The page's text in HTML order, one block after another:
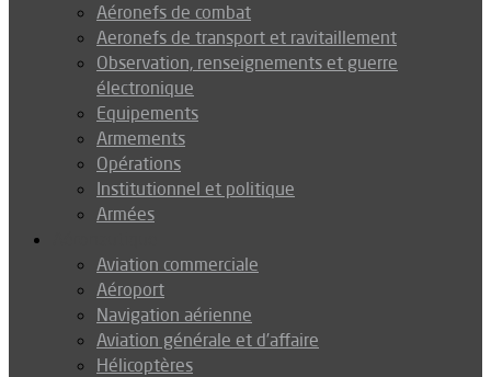
Aéronefs de combat
Aeronefs de transport et ravitaillement
Observation, renseignements et guerre
électronique
Equipements
Armements
Opérations
Institutionnel et politique
Armées
Aviation commerciale
Aéroport
Navigation aérienne
Aviation générale et d’affaire
Hélicoptères